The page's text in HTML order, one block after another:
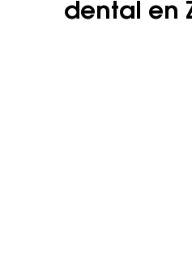
dental en